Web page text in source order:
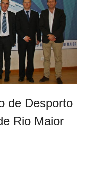
de Desporto
Rio Maior